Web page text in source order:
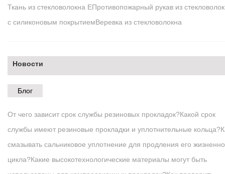
Ткань из стекловолокна EПротивопожарный рукав из
с силиконовым покрытиемВеревка из стекловолокна
Новости
Блог
От чего зависит срок службы резиновых прокладок?Какой срок
службы имеют резиновые прокладки и уплотнительные кольца?
смазывать сальниковое уплотнение для продления его
цикла?Какие высокотехнологические материалы могут быть